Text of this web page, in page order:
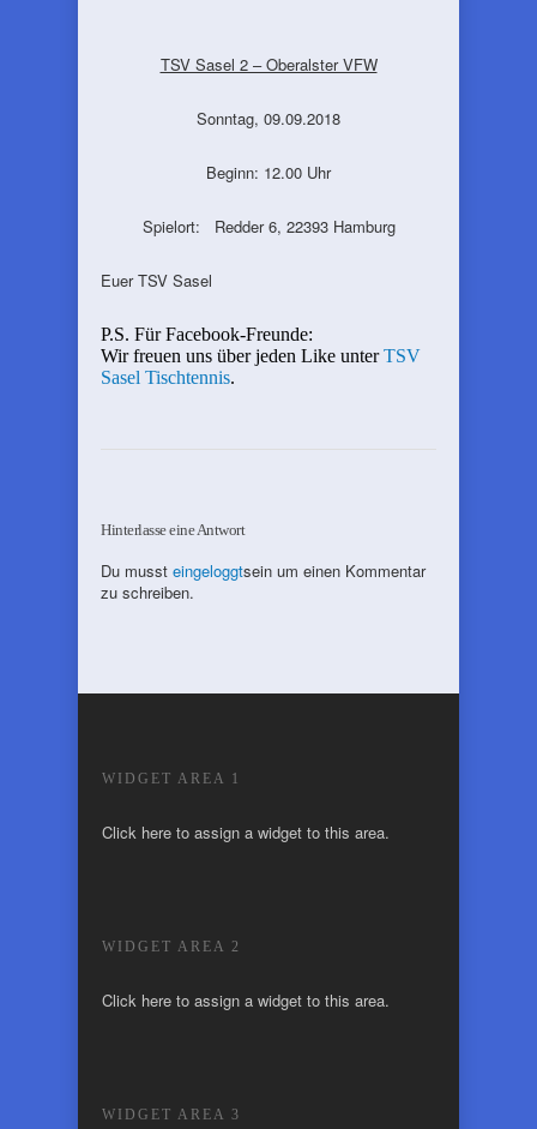
TSV Sasel 2 – Oberalster VFW
Sonntag, 09.09.2018
Beginn: 12.00 Uhr
Spielort: Redder 6, 22393 Hamburg
Euer TSV Sasel
P.S. Für Facebook-Freunde:
Wir freuen uns über jeden Like unterTSV
Sasel Tischtennis.
Hinterlasse eine Antwort
Du musst eingeloggtsein um einen Kommentar
zu schreiben.
WIDGET AREA 1
Click here to assign a widget to this area.
WIDGET AREA 2
Click here to assign a widget to this area.
WIDGET AREA 3